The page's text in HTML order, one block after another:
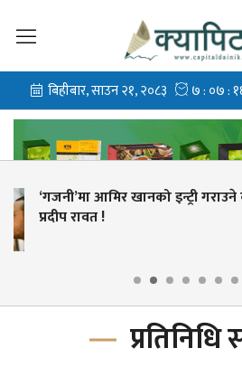
गल्ती स्वीकार्दै फिफा
प्रतिनिधि